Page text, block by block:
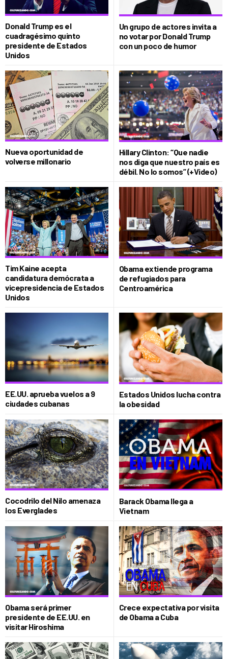
Donald Trump es el
cuadragésimo quinto
presidente de Estados
Unidos
Un grupo de actores invita a
no votar por Donald Trump
con un poco de humor
Nueva oportunidad de
volverse millonario
Hillary Clinton: “Que nadie
nos diga que nuestro país es
débil. No lo somos” (+Video)
Tim Kaine acepta
candidatura demócrata a
vicepresidencia de Estados
Unidos
Obama extiende programa
de refugiados para
Centroamérica
EE.UU. aprueba vuelos a 9
ciudades cubanas
Estados Unidos lucha contra
la obesidad
Cocodrilo del Nilo amenaza
los Everglades
Barack Obama llega a
Vietnam
Obama será primer
presidente de EE.UU. en
visitar Hiroshima
Crece expectativa por visita
de Obama a Cuba